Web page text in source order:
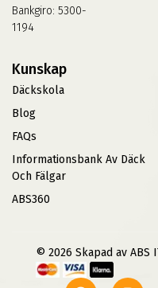
Bankgiro: 5300-
1194
Kunskap
Däckskola
Blog
FAQs
Informationsbank Av Däck
Och Fälgar
ABS360
© 2026 Skapad av